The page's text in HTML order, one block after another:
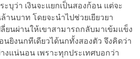
บุว่า เงินจะแยกเป็นสองก้อน แต่จะ
านบาท โดยจะนำไปช่วยเยียวยา
ยนผ่านให้เขาสามารถกลับมาเข้มแข็ง
ยิงนกทีเดียวได้นกทั้งสองตัว จึงคิดว่า
งแน่นอน เพราะทุกประเทศบอกว่า